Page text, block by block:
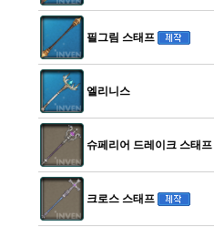
필그림 스태프
엘리니스
슈페리어 드레이크 스태프
크로스 스태프